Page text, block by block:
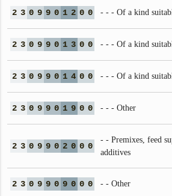
2 3 0 9 9 0 1 2 0 0 - - - Of a kind
2 3 0 9 9 0 1 3 0 0 - - - Of a kind
2 3 0 9 9 0 1 4 0 0 - - - Of a kind
2 3 0 9 9 0 1 9 0 0 - - - Other
2 3 0 9 9 0 2 0 0 0
- - Premixes, feed
additives
2 3 0 9 9 0 9 0 0 0 - - Other